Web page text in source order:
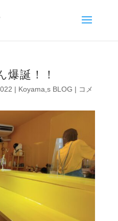
爆誕！！
| Koyama,s BLOG | コメ